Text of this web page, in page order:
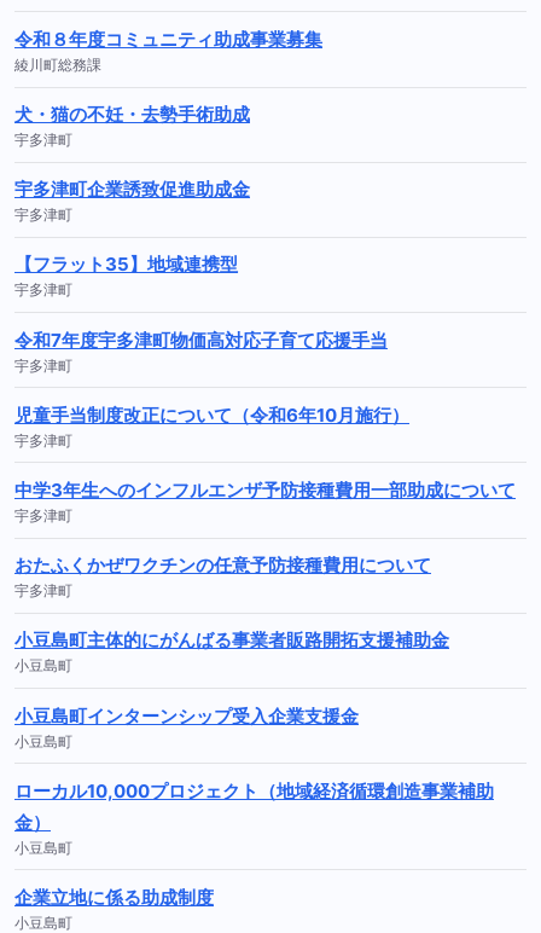
令和８年度コミュニティ助成事業募集
綾川町総務課
犬・猫の不妊・去勢手術助成
宇多津町
宇多津町企業誘致促進助成金
宇多津町
【フラット35】地域連携型
宇多津町
令和7年度宇多津町物価高対応子育て応援手当
宇多津町
児童手当制度改正について（令和6年10月施行）
宇多津町
中学3年生へのインフルエンザ予防接種費用一部助成について
宇多津町
おたふくかぜワクチンの任意予防接種費用について
宇多津町
小豆島町主体的にがんばる事業者販路開拓支援補助金
小豆島町
小豆島町インターンシップ受入企業支援金
小豆島町
ローカル10,000プロジェクト（地域経済循環創造事業補助
金）
小豆島町
企業立地に係る助成制度
小豆島町